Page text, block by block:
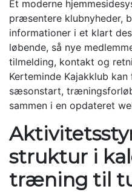
Et moderne
præsentere klubnyheder,
informationer i et klart
løbende, så nye
tilmelding, kontakt og
Kerteminde Kajakklub
sæsonstart,
sammen i en opdateret
struktur i
træning til